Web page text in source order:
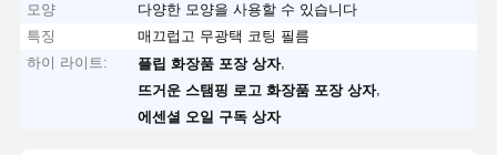
모양
다양한 모양을 사용할 수 있습니다
특징
매끄럽고 무광택 코팅 필름
하이 라이트:
플립 화장품 포장 상자,
뜨거운 스탬핑 로고 화장품 포장 상자,
에센셜 오일 구독 상자